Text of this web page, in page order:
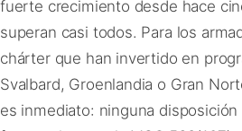
fuerte crecimiento desde hace
superan casi todos. Para los
chárter que han invertido en
Svalbard, Groenlandia o Gran
es inmediato: ninguna